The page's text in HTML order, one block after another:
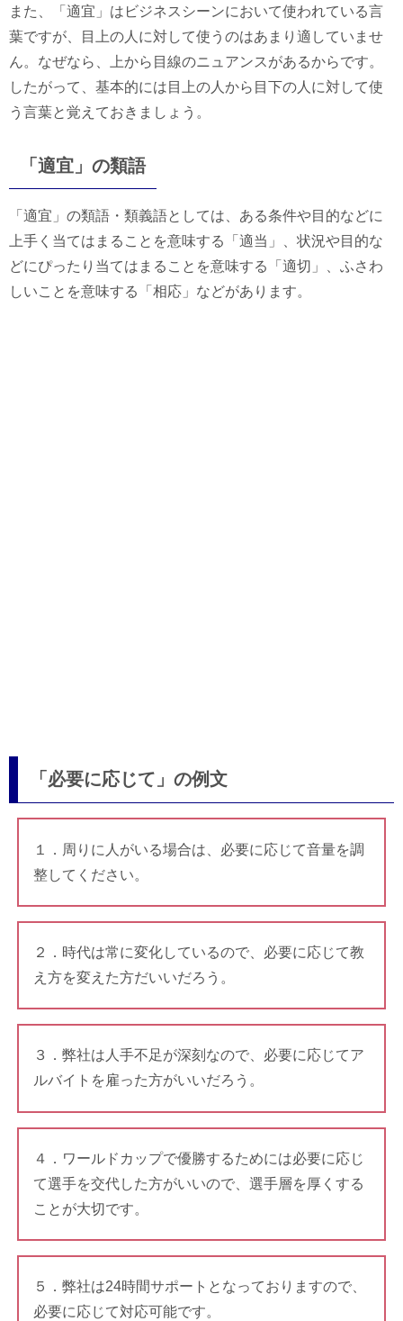
また、「適宜」はビジネスシーンにおいて使われている言
葉ですが、目上の人に対して使うのはあまり適していませ
ん。なぜなら、上から目線のニュアンスがあるからです。
したがって、基本的には目上の人から目下の人に対して使
う言葉と覚えておきましょう。
「適宜」の類語
「適宜」の類語・類義語としては、ある条件や目的などに
上手く当てはまることを意味する「適当」、状況や目的な
どにぴったり当てはまることを意味する「適切」、ふさわ
しいことを意味する「相応」などがあります。
「必要に応じて」の例文
１．周りに人がいる場合は、必要に応じて音量を調
整してください。
２．時代は常に変化しているので、必要に応じて教
え方を変えた方だいいだろう。
３．弊社は人手不足が深刻なので、必要に応じてア
ルバイトを雇った方がいいだろう。
４．ワールドカップで優勝するためには必要に応じ
て選手を交代した方がいいので、選手層を厚くする
ことが大切です。
５．弊社は24時間サポートとなっておりますので、
必要に応じて対応可能です。